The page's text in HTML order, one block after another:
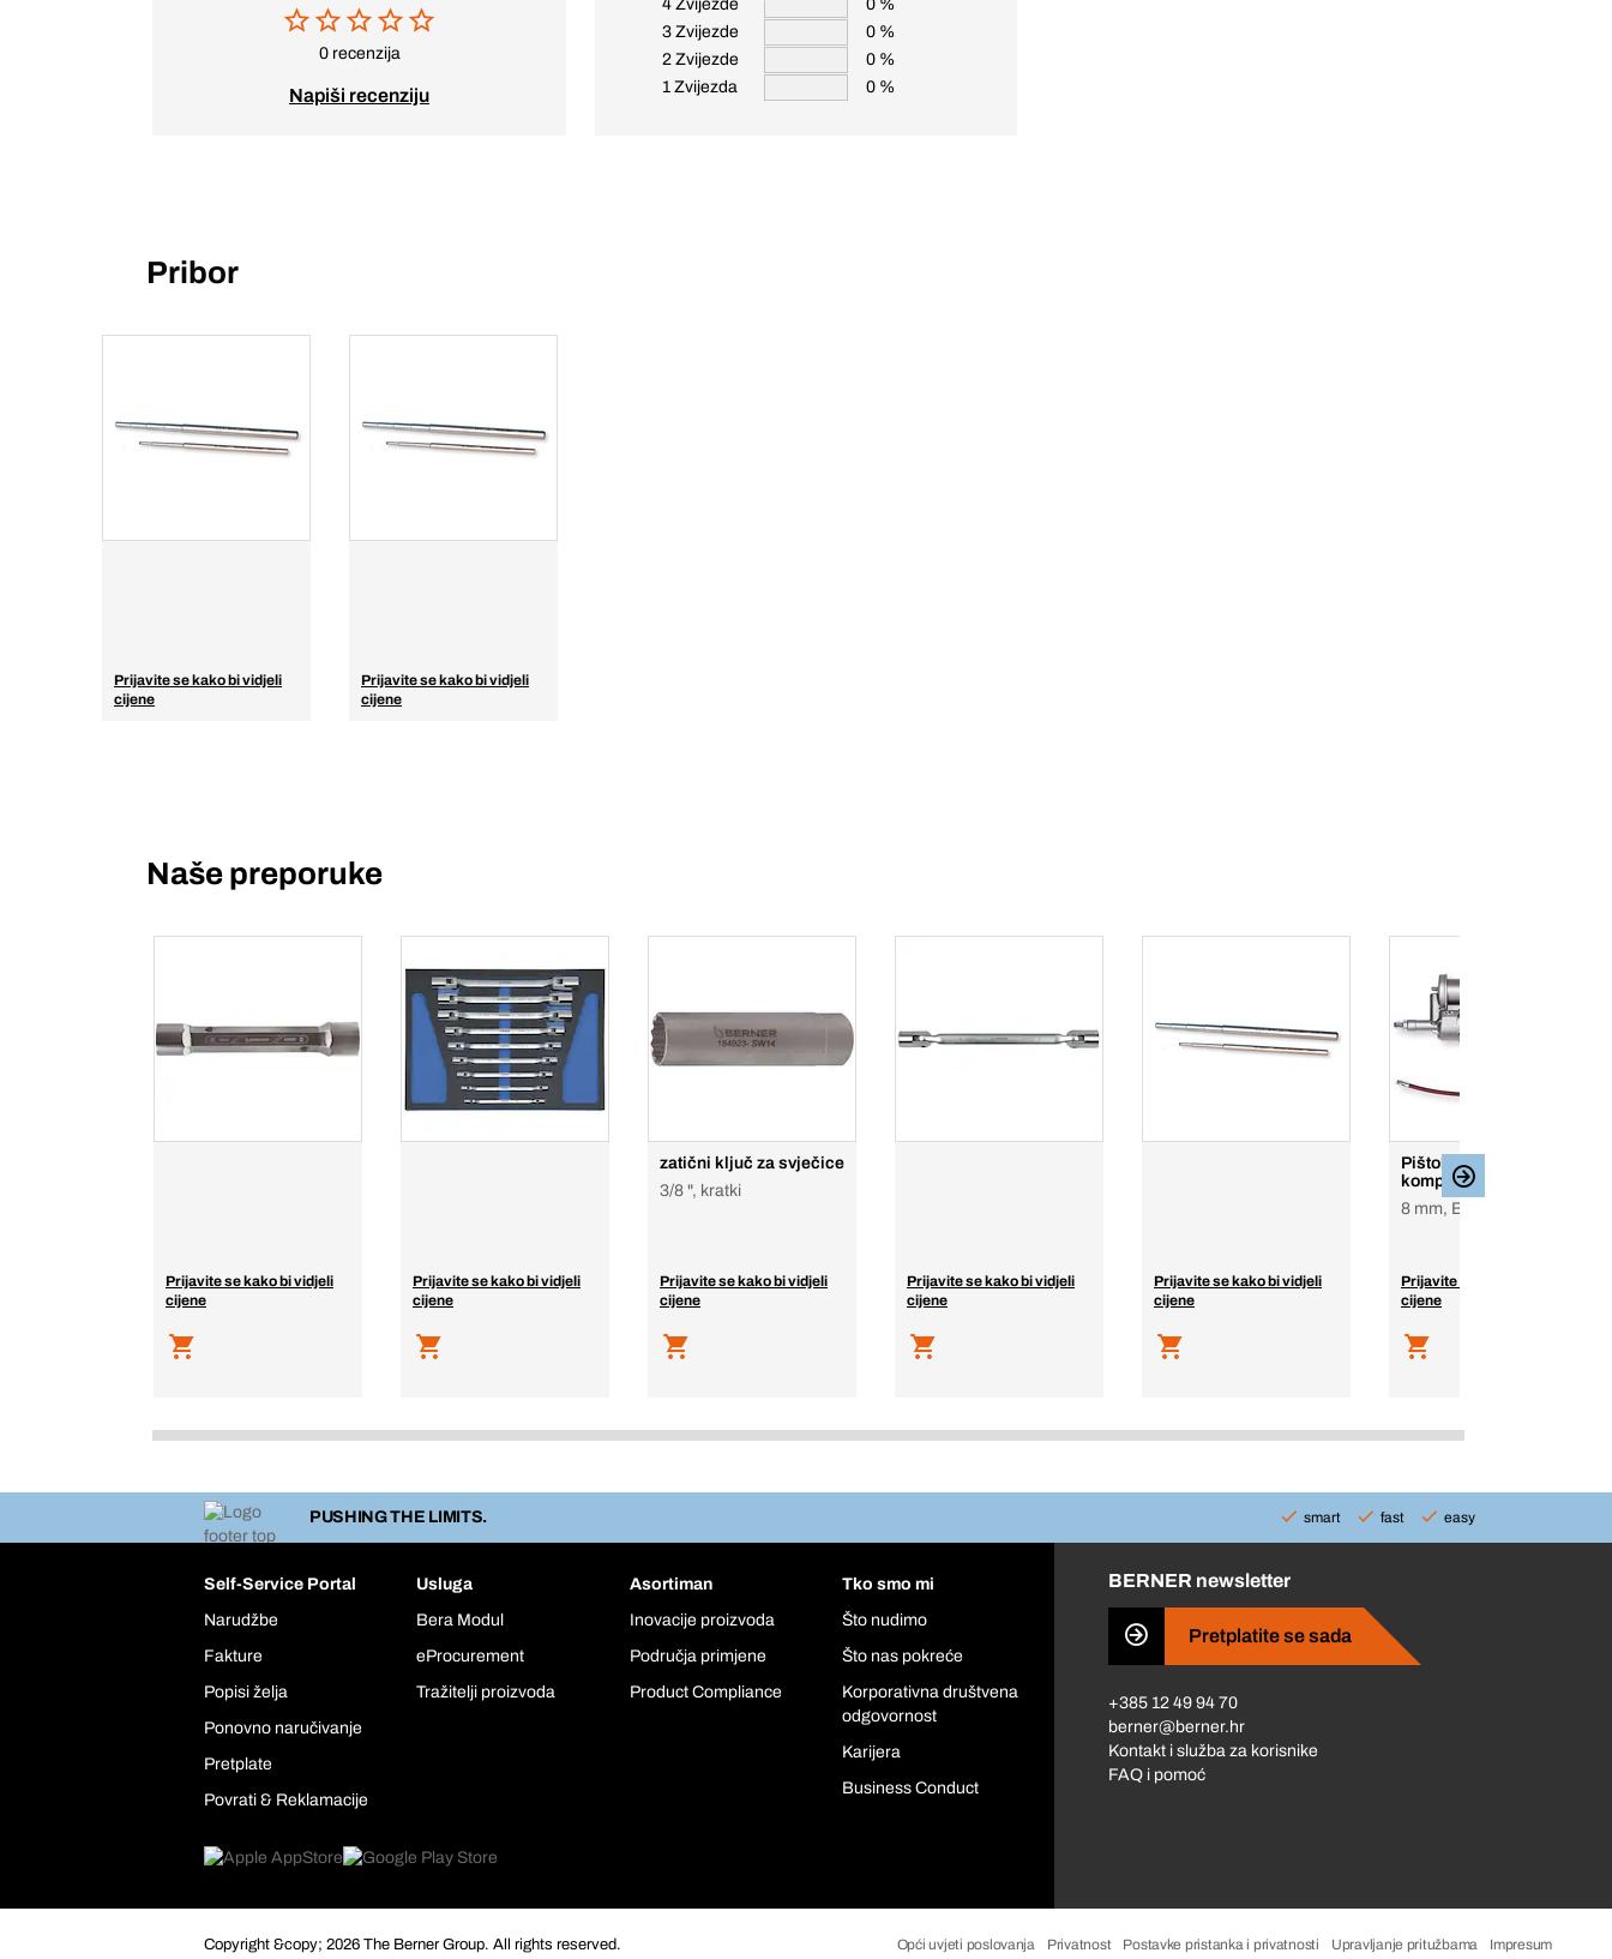
0 recenzija
Napiši recenziju
4 Zvijezde
0 %
3 Zvijezde
0 %
2 Zvijezde
0 %
1 Zvijezda
0 %
Pribor
Prijavite se kako bi vidjeli
cijene
Prijavite se kako bi vidjeli
cijene
Naše preporuke
Prijavite se kako bi vidjeli
cijene
Prijavite se kako bi vidjeli
cijene
zatični ključ za svječice
3/8 ", kratki
Prijavite se kako bi vidjeli
cijene
Prijavite se kako bi vidjeli
cijene
Prijavite se kako bi vidjeli
cijene
Pištolj za podmazivanje
komprimiranim zrakom
8 mm, BPT-GG PR
Prijavite se kako bi vidjeli
cijene
PUSHING THE LIMITS. smart fast easy
Self-Service Portal
Narudžbe
Fakture
Popisi želja
Ponovno naručivanje
Pretplate
Povrati & Reklamacije
Usluga
Bera Modul
eProcurement
Tražitelji proizvoda
Asortiman
Inovacije proizvoda
Područja primjene
Product Compliance
Tko smo mi
Što nudimo
Što nas pokreće
Korporativna društvena
odgovornost
Karijera
Business Conduct
BERNER newsletter
Pretplatite se sada
+385 12 49 94 70
berner@berner.hr
Kontakt i služba za korisnike
FAQ i pomoć
Copyright &copy; 2026 The Berner Group. All rights reserved. Opći uvjeti poslovanja Privatnost Postavke pristanka i privatnosti Upravljanje pritužbama Impresum